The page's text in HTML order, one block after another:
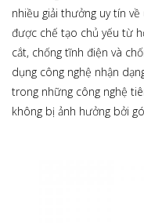
nhiều giải thưởng uy tín
được chế tạo chủ yếu từ
cắt, chống tĩnh điện và
dụng công nghệ nhận
trong những công nghệ
không bị ảnh hưởng bởi